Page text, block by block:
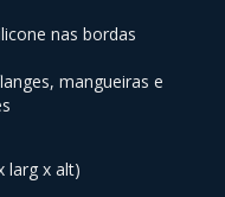
nas bordas
mangueiras e
larg x alt)